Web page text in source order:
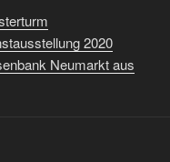
2020
Neumarkt aus